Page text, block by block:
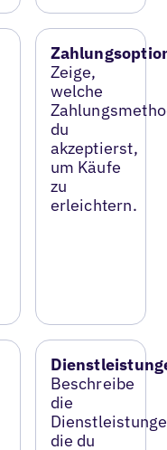
Zeige,
welche
du
akzeptierst,
um Käufe
zu
erleichtern.
Beschreibe
die
die du